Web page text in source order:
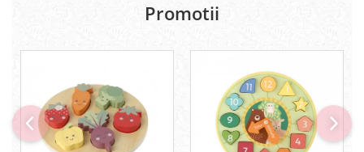
Promotii